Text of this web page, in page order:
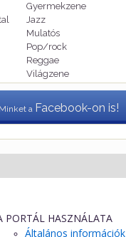
Gyermekzene
Jazz
Mulatós
Pop/rock
Reggae
Világzene
a Facebook-on is!
PORTÁL HASZNÁLATA
Általános információk